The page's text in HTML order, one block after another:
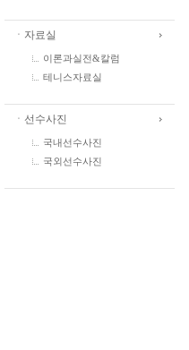
ㆍ자료실
이론과실전&칼럼
테니스자료실
ㆍ선수사진
국내선수사진
국외선수사진